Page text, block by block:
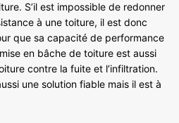
S’il est impossible de redonner
à une toiture, il est donc
que sa capacité de performance
en bâche de toiture est aussi
contre la fuite et l’infiltration.
une solution fiable mais il est à